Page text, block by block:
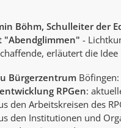
Böhm, Schulleiter der
"Abendglimmen" -
erläutert die Idee
Bürgerzentrum
RPGen:
den Arbeitskreisen des
den Institutionen und